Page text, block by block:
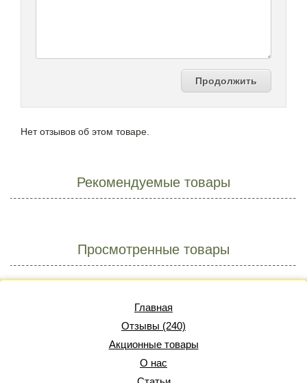
Продолжить
Нет отзывов об этом товаре.
Рекомендуемые товары
Просмотренные товары
Главная
Отзывы (240)
Акционные товары
О нас